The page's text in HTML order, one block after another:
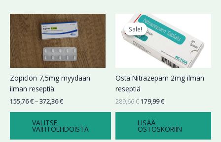
Zopiclon 7,5mg myydään
ilman reseptiä
155,76€–372,36€
Hintaluokka:
155,76 €
-
372,36 €
VALITSE
VAIHTOEHDOISTA
Tällä
tuotteella
on
useampi
muunnelma.
tehdä
valinnat
tuotteen
Sale!
Sale!
Osta Nitrazepam 2mg ilman
reseptiä
289,66€
Alkuperäinen
hinta
oli:
289,66 €.
179,99€
hinta
on:
179,99 €.
LISÄÄ
OSTOSKORIIN